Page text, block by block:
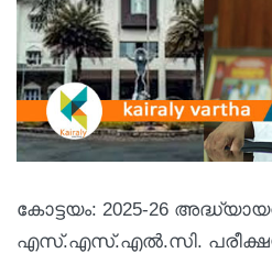
കോട്ടയം: 2025-26
എസ്.എസ്.എൽ.സി.